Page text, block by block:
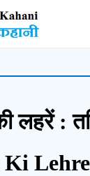
कहानी
लहरें :
Ki